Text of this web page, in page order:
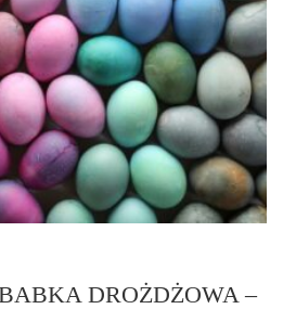
DROŻDŻOWA –